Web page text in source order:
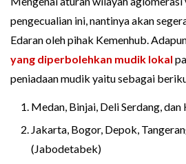
pengecualian ini, nantinya akan
Edaran oleh pihak Kemenhub.
yang diperbolehkan mudik lokal
peniadaan mudik yaitu sebagai
Medan, Binjai, Deli Serdang,
Jakarta, Bogor, Depok,
(Jabodetabek)